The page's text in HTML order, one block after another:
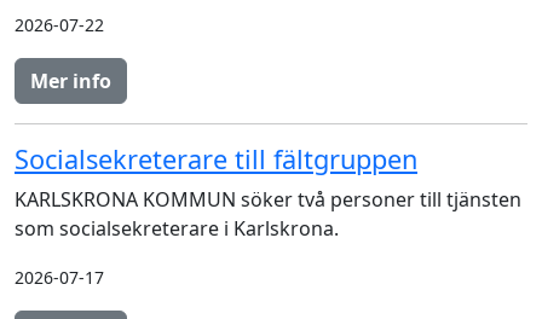
2026-07-22
Mer info
Socialsekreterare till fältgruppen
KARLSKRONA KOMMUN söker två personer till tjänsten
som socialsekreterare i Karlskrona.
2026-07-17